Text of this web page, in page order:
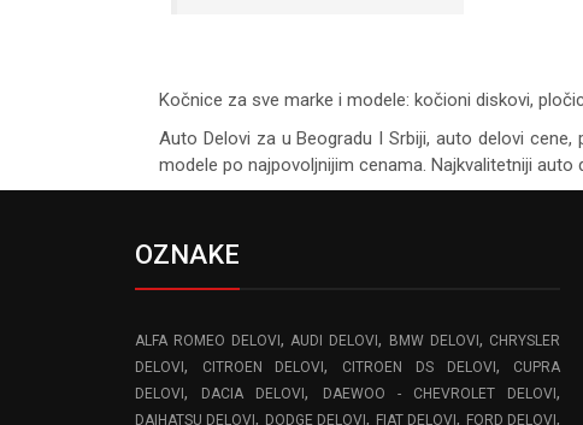
Kočnice za sve marke i modele: kočioni diskovi,
Auto Delovi za u Beogradu I Srbiji, auto delovi
modele po najpovoljnijim cenama. Najkvalitetniji
OZNAKE
ALFA ROMEO DELOVI ,AUDI DELOVI, BMW DELOVI , CHRYSLER
DELOVI , CITROEN DELOVI, CITROEN DS DELOVI ,
CUPRA
DELOVI , DACIA DELOVI, DAEWOO - CHEVROLET DELOVI,
DAIHATSU DELOVI, DODGE DELOVI, FIAT DELOVI, FORD DELOVI,